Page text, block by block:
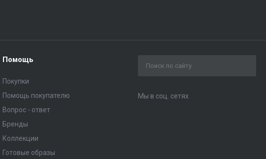
Помощь
Покупки
Помощь покупателю
Вопрос - ответ
Бренды
Коллекции
Готовые образы
Мы в соц. сетях